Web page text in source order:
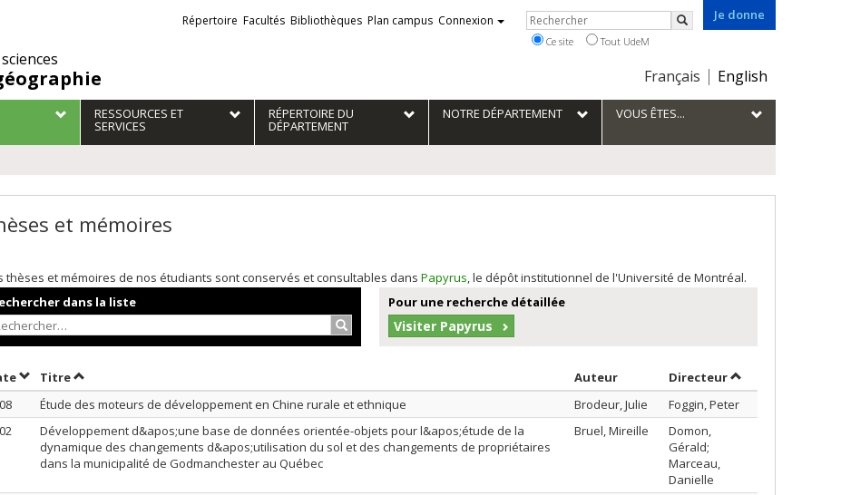
Je donne
Choix
la
langue
Français English
Liens
externes
Répertoire Facultés Bibliothèques Plan campus Connexion Rechercher
Rechercher
Ce site Tout UdeM
RESSOURCES ET
SERVICES
RÉPERTOIRE DU
DÉPARTEMENT
NOTRE DÉPARTEMENT VOUS ÊTES...
et mémoires
thèses et mémoires de nos étudiants sont conservés et consultables dans Papyrus, le dépôt institutionnel de l'Université de Montréal.
dans la liste
Rechercher…
Pour une recherche détaillée
Visiter Papyrus
Trier par date en ordre croissant
TitreTrier par titre en ordre croissant Auteur Trier par auteur en ordre croissant
Directeurpar contributeur
Étude des moteurs de développement en Chine rurale et ethnique Brodeur, Julie
Foggin, Peter
Développement d&apos;une base de données orientée-objets pour l&apos;étude de la
dynamique des changements d&apos;utilisation du sol et des changements de propriétaires
dans la municipalité de Godmanchester au Québec
Bruel, Mireille
Domon,
Gérald;
Marceau,
Danielle